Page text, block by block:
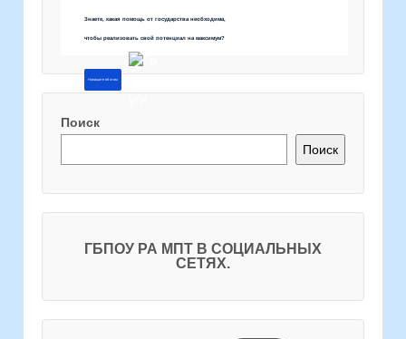
Знаете, какая помощь от государства необходима,
чтобы реализовать свой потенциал на максимум?
Напишите об этом
Поиск
Поиск
ГБПОУ РА МПТ В СОЦИАЛЬНЫХ
СЕТЯХ.